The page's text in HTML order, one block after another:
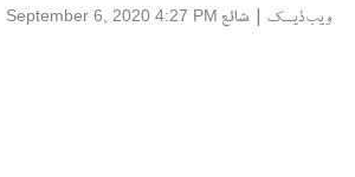
ویب ڈیسک | شائع September 6, 2020 4:27 PM